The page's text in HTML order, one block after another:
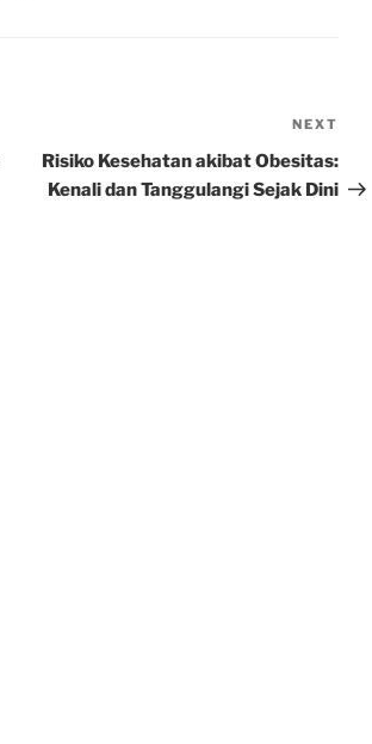
Post
NEXT
Risiko Kesehatan akibat Obesitas:
Kenali dan Tanggulangi Sejak Dini